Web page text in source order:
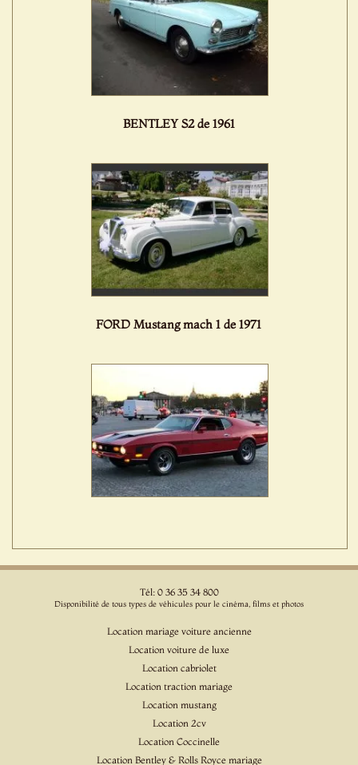
BENTLEY S2 de 1961
FORD Mustang mach 1 de 1971
Tél: 0 36 35 34 800
Disponibilité de tous types de véhicules pour le cinéma, films et photos
Location mariage voiture ancienne
Location voiture de luxe
Location cabriolet
Location traction mariage
Location mustang
Location 2cv
Location Coccinelle
Location Bentley & Rolls Royce mariage